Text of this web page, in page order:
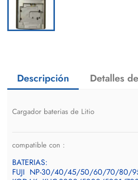
Descripción Detalles
Cargador baterias de Litio
compatible con :
BATERIAS:
FUJI NP-30/40/45/50/60/70/80/